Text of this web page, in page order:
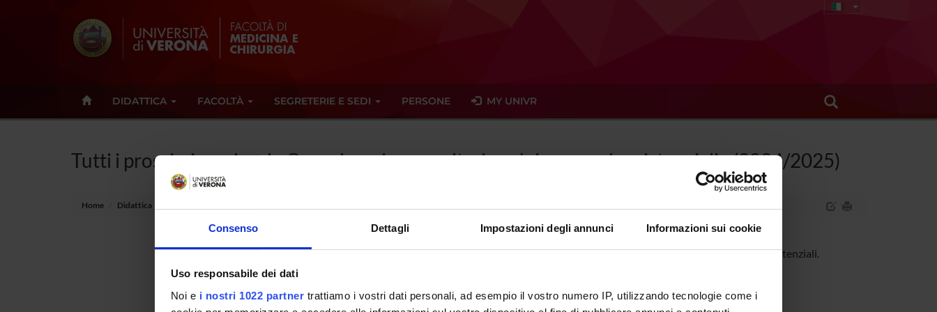
Consenso Dettagli Impostazioni degli annunci Informazioni sui cookie
Uso responsabile dei dati
Noi e i nostri 1022 partner trattiamo i vostri dati personali, ad esempio il vostro numero IP, utilizzando tecnologie come i
DIDATTICA FACOLTÀ SEGRETERIE E SEDI PERSONE MY UNIVR
Tutti i prossimi seminari - Organizzazione sanitaria e dei processi assistenziali - (2024/2025)
Home Didattica
Non è stato trovato alcun seminario relativo all'insegnamento Organizzazione sanitaria e dei processi assistenziali.
Tot 0 Seminari